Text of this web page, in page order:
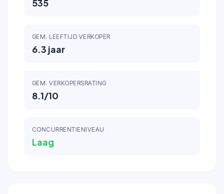
535
GEM. LEEFTIJD VERKOPER
6.3 jaar
GEM. VERKOPERSRATING
8.1/10
CONCURRENTIENIVEAU
Laag